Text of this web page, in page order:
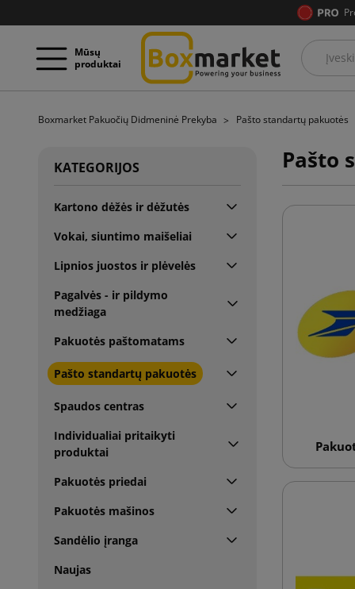
Mūsų
produktai
Boxmarket Pakuočių Didmeninė Prekyba Pašto standartų pakuotės
KATEGORIJOS
Kartono dėžės ir dėžutės
Vokai, siuntimo maišeliai
Lipnios juostos ir plėvelės
Pagalvės - ir pildymo
medžiaga
Pakuotės paštomatams
Pašto standartų pakuotės
Spaudos centras
Individualiai pritaikyti
produktai
Pakuotės priedai
Pakuotės mašinos
Sandėlio įranga
Naujas
Pašto